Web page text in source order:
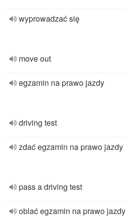
wyprowadzać się
move out
egzamin na prawo jazdy
driving test
zdać egzamin na prawo jazdy
pass a driving test
oblać egzamin na prawo jazdy